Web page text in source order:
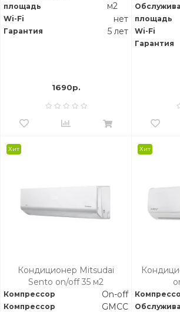
площадь
м2
Wi-Fi нет
Гарантия 5 лет
1690р.
площадь
Wi-Fi
Гарантия
Хит
Кондиционер Mitsudai
Sento on/off 35 м2
Компрессор On-off
Компрессор GMCC
Хит